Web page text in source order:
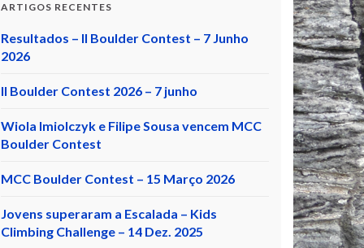
ARTIGOS RECENTES
Resultados – II Boulder Contest – 7 Junho
2026
II Boulder Contest 2026 – 7 junho
Wiola Imiolczyk e Filipe Sousa vencem MCC
Boulder Contest
MCC Boulder Contest – 15 Março 2026
Jovens superaram a Escalada – Kids
Climbing Challenge – 14 Dez. 2025